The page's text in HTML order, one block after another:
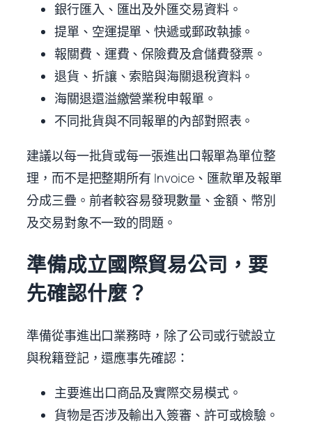
銀行匯入、匯出及外匯交易資料。
提單、空運提單、快遞或郵政執據。
報關費、運費、保險費及倉儲費發票。
退貨、折讓、索賠與海關退稅資料。
海關退還溢繳營業稅申報單。
不同批貨與不同報單的內部對照表。
建議以每一批貨或每一張進出口報單為單位整
理，而不是把整期所有 Invoice、匯款單及報單
分成三疊。前者較容易發現數量、金額、幣別
及交易對象不一致的問題。
準備成立國際貿易公司，要
先確認什麼？
準備從事進出口業務時，除了公司或行號設立
與稅籍登記，還應事先確認：
主要進出口商品及實際交易模式。
貨物是否涉及輸出入簽審、許可或檢驗。